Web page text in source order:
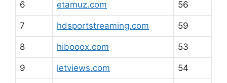
6 etamuz.com 56
7 hdsportstreaming.com 59
8 hibooox.com 53
9 letviews.com 54